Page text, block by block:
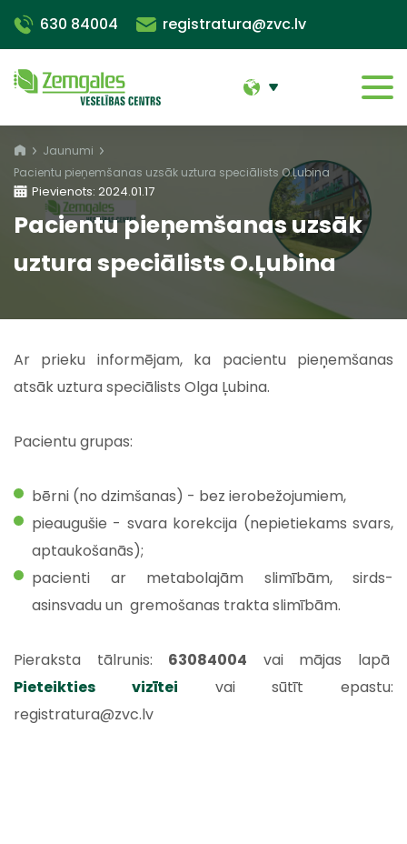
630 84004 registratura@zvc.lv
Jaunumi
Pacientu pieņemšanas uzsāk uztura speciālists O.Ļubina
Pievienots: 2024.01.17
Pacientu pieņemšanas uzsāk
uztura speciālists O.Ļubina
Ar prieku informējam, ka pacientu pieņemšanas
atsāk uztura speciālists Olga Ļubina.
Pacientu grupas:
bērni (no dzimšanas) - bez ierobežojumiem,
pieaugušie - svara korekcija (nepietiekams svars,
aptaukošanās);
pacienti ar metabolajām slimībām, sirds-
asinsvadu un gremošanas trakta slimībām.
Pieraksta tālrunis: 63084004 vai mājas lapā
Pieteikties vizītei vai sūtīt epastu:
registratura@zvc.lv